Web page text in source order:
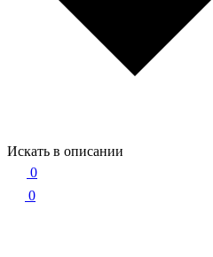
Искать в описании
0
0